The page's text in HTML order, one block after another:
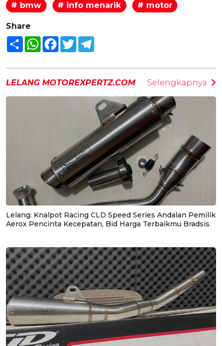
# bmw
# info menarik # motor
Share
Share WhatsAppFacebook
Twitter
LELANG MOTOREXPERTZ.COM Selengkapnya
Lelang: Knalpot Racing CLD Speed Series Andalan Pemilik
Aerox Pencinta Kecepatan, Bid Harga Terbaikmu Bradsis